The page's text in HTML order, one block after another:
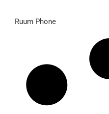
Ruum Phone